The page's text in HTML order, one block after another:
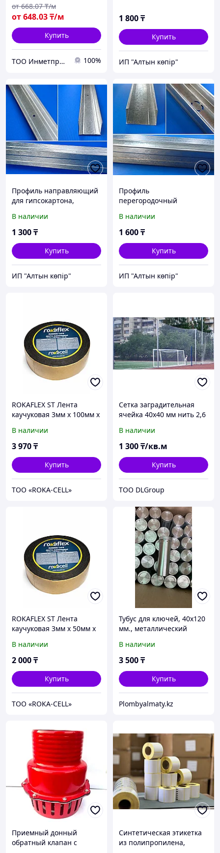
м/д; н/д
от648.03₸/м
от 668.07 ₸/м
Купить
ТОО Инметпром 100%
1 800₸
Купить
ИП "Алтын көпір"
Профиль направляющий
для гипсокартона,
В наличии
1 300₸
Купить
ИП "Алтын көпір"
Профиль
перегородочный
мм
В наличии
1 600₸
Купить
ИП "Алтын көпір"
ROKAFLEX ST Лента
каучуковая 3мм х 100мм х
В наличии
3 970₸
Купить
ТОО «ROKA-CELL»
Сетка заградительная
ячейка 40х40 мм нить 2,6
(Россия)
В наличии
1 300₸/кв.м
Купить
ТОО DLGroup
ROKAFLEX ST Лента
каучуковая 3мм х 50мм х
В наличии
2 000₸
Купить
ТОО «ROKA-CELL»
Тубус для ключей, 40х120
мм., металлический
В наличии
3 500₸
Купить
Plombyalmaty.kz
Приемный донный
обратный клапан с
Синтетическая этикетка
из полипропилена,